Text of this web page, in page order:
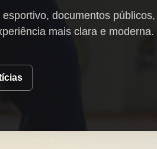
documentos
mais clara e moderna.